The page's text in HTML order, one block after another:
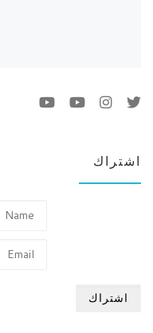
اشتراك